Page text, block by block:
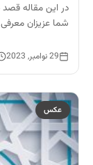
در این مقاله قصد
شما عزیزان
29 نوامبر, 2023
عکس